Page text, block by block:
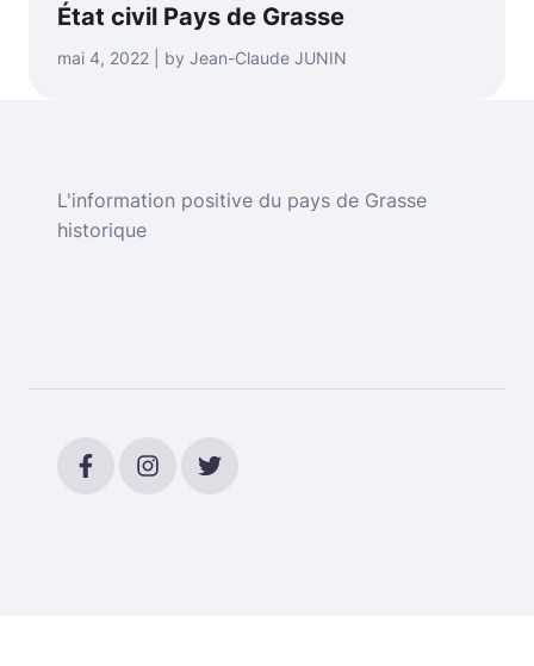
État civil Pays de Grasse
mai 4, 2022 | by Jean-Claude JUNIN
L'information positive du pays de Grasse
historique